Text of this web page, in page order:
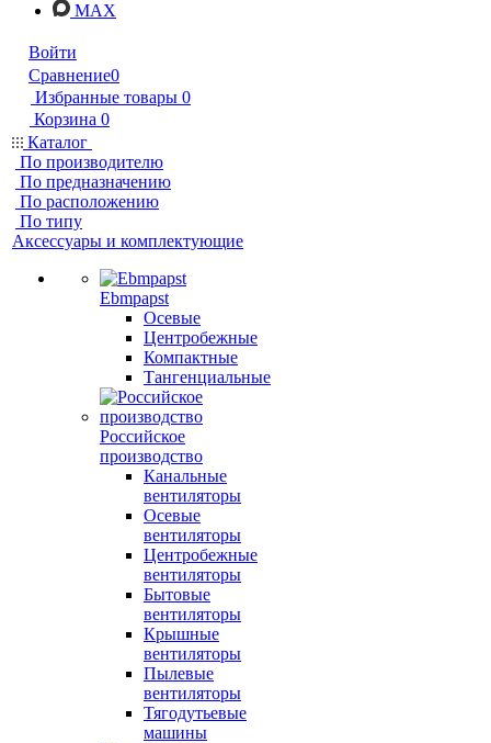
MAX
Войти
Сравнение0
Избранные товары 0
Корзина 0
Каталог
По производителю
По предназначению
По расположению
По типу
Аксессуары и комплектующие
Ebmpapst
Осевые
Центробежные
Компактные
Тангенциальные
Российское
производство
Канальные
вентиляторы
Осевые
вентиляторы
Центробежные
вентиляторы
Бытовые
вентиляторы
Крышные
вентиляторы
Пылевые
вентиляторы
Тягодутьевые
машины